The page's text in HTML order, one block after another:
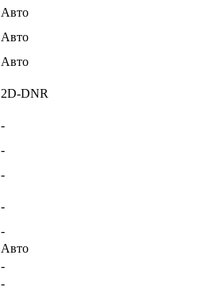
Авто
Авто
Авто
2D-DNR
-
-
-
-
-
Авто
-
-